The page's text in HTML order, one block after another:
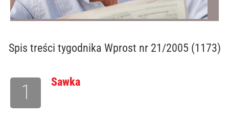
Spis treści tygodnika Wprost nr 21/2005 (1173)
Sawka
1